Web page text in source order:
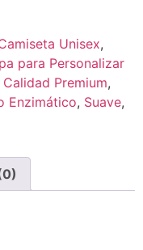
Unisex,
para Personalizar
Calidad Premium,
Enzimático, Suave,